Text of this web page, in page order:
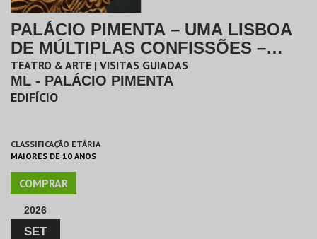
PALÁCIO PIMENTA – UMA LISBOA
DE MÚLTIPLAS CONFISSÕES –
VISITA ORIENT
TEATRO & ARTE | VISITAS GUIADAS
ML - PALÁCIO PIMENTA
EDIFÍCIO
CLASSIFICAÇÃO ETÁRIA
MAIORES DE 10 ANOS
COMPRAR
2026
SET